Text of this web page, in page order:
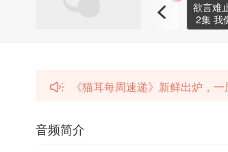
欲言难止 第12
1集 我们小则
欲言难
2集 我
种
《猫耳每周速递》新鲜出炉，
音频简介